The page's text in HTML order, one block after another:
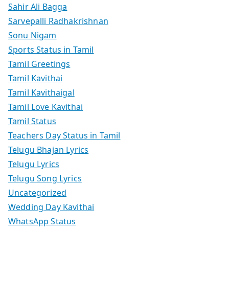
Sahir Ali Bagga
Sarvepalli Radhakrishnan
Sonu Nigam
Sports Status in Tamil
Tamil Greetings
Tamil Kavithai
Tamil Kavithaigal
Tamil Love Kavithai
Tamil Status
Teachers Day Status in Tamil
Telugu Bhajan Lyrics
Telugu Lyrics
Telugu Song Lyrics
Uncategorized
Wedding Day Kavithai
WhatsApp Status